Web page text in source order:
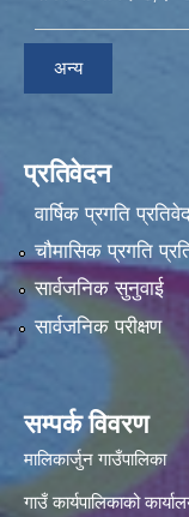
अन्य
प्रतिवेदन
वार्षिक प्रगति
चौमासिक प्रगति
सार्वजनिक सुनुवाई
सार्वजनिक परीक्षण
सम्पर्क विवरण
मालिकार्जुन गाउँपालिका
गाउँ कार्यपालिकाको